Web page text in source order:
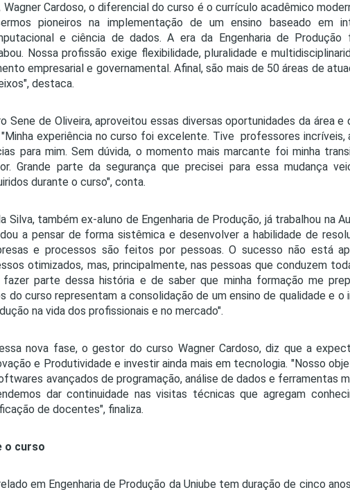
Cardoso, o diferencial do curso é o currículo acadêmico
pioneiros na implementação de um ensino baseado em
e ciência de dados. A era da Engenharia de Produção
Nossa profissão exige flexibilidade, pluralidade e
empresarial e governamental. Afinal, são mais de 50 áreas de
destaca.
Sene de Oliveira, aproveitou essas diversas oportunidades da área e
experiência no curso foi excelente. Tive professores incríveis,
para mim. Sem dúvida, o momento mais marcante foi minha
Grande parte da segurança que precisei para essa mudança
durante o curso", conta.
Silva, também ex-aluno de Engenharia de Produção, já trabalhou na
a pensar de forma sistêmica e desenvolver a habilidade de
e processos são feitos por pessoas. O sucesso não está
otimizados, mas, principalmente, nas pessoas que conduzem
parte dessa história e de saber que minha formação me
do curso representam a consolidação de um ensino de qualidade e
na vida dos profissionais e no mercado".
nova fase, o gestor do curso Wagner Cardoso, diz que a
e Produtividade e investir ainda mais em tecnologia. "Nosso
avançados de programação, análise de dados e ferramentas
dar continuidade nas visitas técnicas que agregam
de docentes", finaliza.
o curso
em Engenharia de Produção da Uniube tem duração de cinco